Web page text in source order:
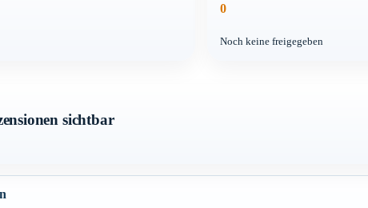
0
Noch keine freigegeben
sichtbar